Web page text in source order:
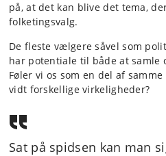
på, at det kan blive det tema,
folketingsvalg.
De fleste vælgere såvel som
har potentiale til både at samle
Føler vi os som en del af
vidt forskellige virkeligheder?
Sat på spidsen kan man